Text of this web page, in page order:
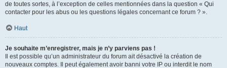
de toutes sortes, à l’exception de celles mentionnées dans la question « Qui
contacter pour les abus ou les questions légales concernant ce forum ? ».
Haut
Je souhaite m’enregistrer, mais je n’y parviens pas !
Il est possible qu’un administrateur du forum ait désactivé la création de
nouveaux comptes. Il peut également avoir banni votre IP ou interdit le nom